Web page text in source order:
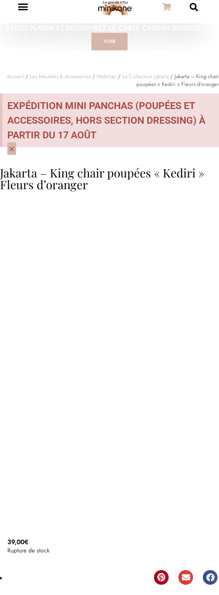
VOIR
Accueil / Les Meubles & Accessoires /Mobilier / La Collection Jakarta / Jakarta – King chair
poupées « Kediri » Fleurs d’oranger
EXPÉDITION MINI PANCHAS (POUPÉES ET
ACCESSOIRES, HORS SECTION DRESSING) À
PARTIR DU 17 AOÛT
×
Jakarta – King chair poupées « Kediri »
Fleurs d’oranger
39,00€
Rupture de stock